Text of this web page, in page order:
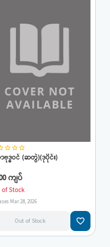
star_borderstar_borderstar_border
ဗုဒ္ဓဝင် (ဆတွဲ)(ဒုပိုင်း)
ကျပ်
of Stock
Mar 28, 2026
Out of Stock favorite_border